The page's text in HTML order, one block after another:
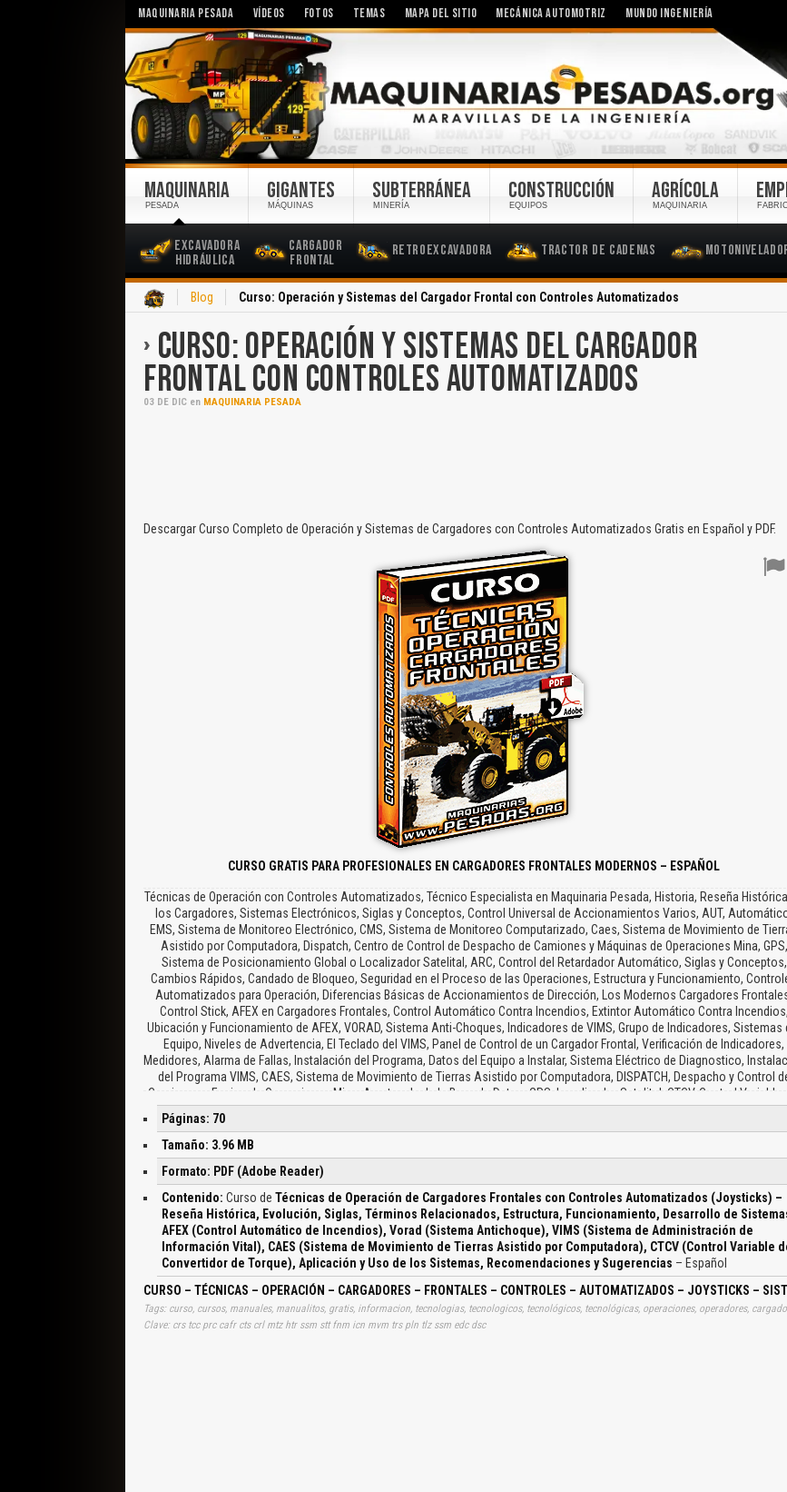
MAQUINARIA PESADA VÍDEOS FOTOS TEMAS MAPA DEL SITIO MECÁNICA AUTOMOTRIZ MUNDO INGENIERÍA
MAQUINARIA
PESADA
Excavadora
Hidráulica
Cargador
Frontal
Retroexcavadora Tractor de Cadenas
GIGANTES
MÁQUINAS
SUBTERRÁNEA
MINERÍA
CONSTRUCCIÓN
EQUIPOS
AGRÍCOLA
MAQUINARIA
Blog Curso: Operación y Sistemas del Cargador Frontal con Controles Automatizados
CURSO: OPERACIÓN Y SISTEMAS DEL CARGADOR
FRONTAL CON CONTROLES AUTOMATIZADOS
03 DE DIC en MAQUINARIA PESADA
Descargar Curso Completo de Operación y Sistemas de Cargadores con Controles Automatizados Gratis en Español y PDF.
CURSO GRATIS PARA PROFESIONALES EN CARGADORES FRONTALES MODERNOS – ESPAÑOL
Técnicas de Operación con Controles Automatizados, Técnico Especialista en Maquinaria Pesada, Historia, Reseña
los Cargadores, Sistemas Electrónicos, Siglas y Conceptos, Control Universal de Accionamientos Varios, AUT,
EMS, Sistema de Monitoreo Electrónico, CMS, Sistema de Monitoreo Computarizado, Caes, Sistema de Movimiento de
Asistido por Computadora, Dispatch, Centro de Control de Despacho de Camiones y Máquinas de Operaciones Mina, GPS,
Sistema de Posicionamiento Global o Localizador Satelital, ARC, Control del Retardador Automático, Siglas y Conceptos,
Cambios Rápidos, Candado de Bloqueo, Seguridad en el Proceso de las Operaciones, Estructura y Funcionamiento,
Automatizados para Operación, Diferencias Básicas de Accionamientos de Dirección, Los Modernos Cargadores
Control Stick, AFEX en Cargadores Frontales, Control Automático Contra Incendios, Extintor Automático Contra Incendios,
Ubicación y Funcionamiento de AFEX, VORAD, Sistema Anti-Choques, Indicadores de VIMS, Grupo de Indicadores, Sistemas
Equipo, Niveles de Advertencia, El Teclado del VIMS, Panel de Control de un Cargador Frontal, Verificación de Indicadores,
Medidores, Alarma de Fallas, Instalación del Programa, Datos del Equipo a Instalar, Sistema Eléctrico de Diagnostico,
del Programa VIMS, CAES, Sistema de Movimiento de Tierras Asistido por Computadora, DISPATCH, Despacho y Control
Camiones y Equipo de Operaciones Mina, Apertura la de la Base de Datos, GPS, Localizador Satelital, CTCV, Control Variable
Convertidor de Torque, Control Variable del Convertidor de Torque, Control Variable del Convertidor de Torque, Aplicación,
Control del Posicionadora Automático, Control Automático de Posición, Sistema Eléctrico, Controles de Implemento,
de Inclinación, Palanca de Levante, Aplicación del Control de Posición Automática, Ajustes Sistema, Aplicación del Control
Posición Automático, Forma de Trabajo, Descarga de Material con Posicionar Automático, Cambios Rápidos de
Localizador Satelital, Comprobación Final, Recomendaciones para la Operación de Cargadores, Recomendaciones y
Sugerencias, Operación de Cargadores…
Páginas: 70
Tamaño: 3.96 MB
Formato: PDF (Adobe Reader)
Contenido: Curso de Técnicas de Operación de Cargadores Frontales con Controles Automatizados (Joysticks) –
Reseña Histórica, Evolución, Siglas, Términos Relacionados, Estructura, Funcionamiento, Desarrollo de
AFEX (Control Automático de Incendios), Vorad (Sistema Antichoque), VIMS (Sistema de Administración de
Información Vital), CAES (Sistema de Movimiento de Tierras Asistido por Computadora), CTCV (Control Variable
Convertidor de Torque), Aplicación y Uso de los Sistemas, Recomendaciones y Sugerencias – Español
CURSO – TÉCNICAS – OPERACIÓN – CARGADORES – FRONTALES – CONTROLES – AUTOMATIZADOS – JOYSTICKS –
Clave: crs tcc prc cafr cts crl mtz htr ssm stt fnm icn mvm trs pln tlz ssm edc dsc